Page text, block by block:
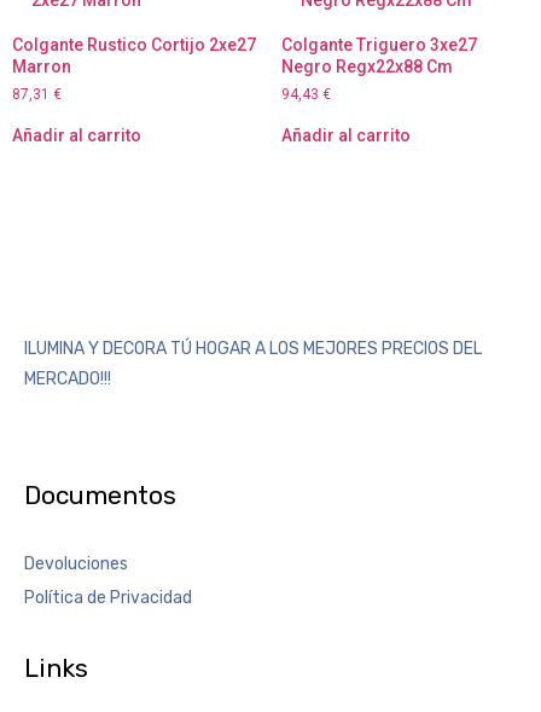
Colgante Rustico Cortijo 2xe27
Marron
87,31 €
Añadir al carrito
Colgante Triguero 3xe27
Negro Regx22x88 Cm
94,43 €
Añadir al carrito
ILUMINA Y DECORA TÚ HOGAR A LOS MEJORES PRECIOS DEL
MERCADO!!!
Documentos
Devoluciones
Política de Privacidad
Links